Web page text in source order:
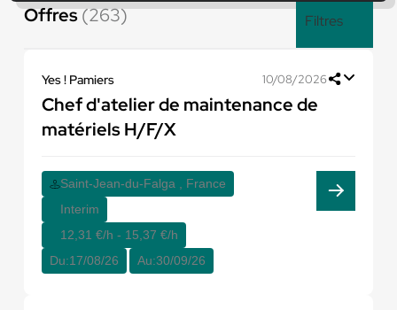
Offres(263) Filtres
Yes ! Pamiers 10/08/2026
Chef d'atelier de maintenance de
matériels H/F/X
Saint-Jean-du-Falga , France
Interim
12,31 €/h - 15,37 €/h
Du:17/08/26 Au:30/09/26